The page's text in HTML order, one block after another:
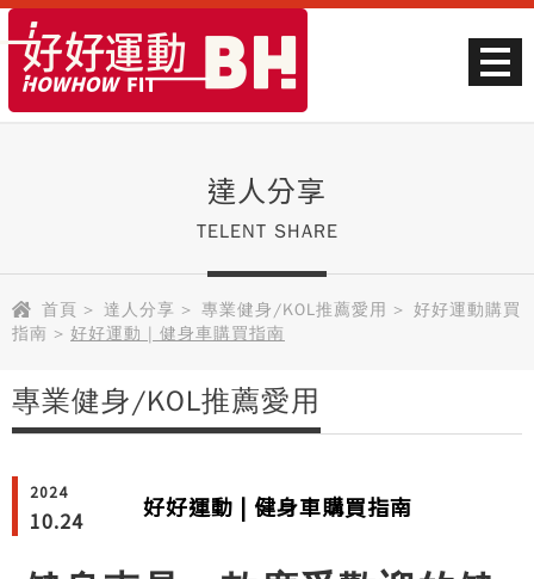
達人分享
TELENT SHARE
首頁 > 達人分享 > 專業健身/KOL推薦愛用 > 好好運動購買
指南 > 好好運動 | 健身車購買指南
專業健身/KOL推薦愛用
2024
10.24 好好運動 | 健身車購買指南